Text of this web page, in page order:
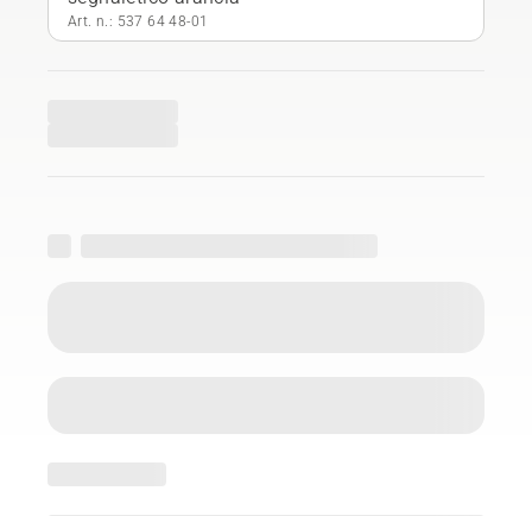
Art. n.: 537 64 48‑01